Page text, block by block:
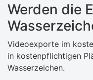
Werden die
Videoexporte im
in kostenpflichtigen
Wasserzeichen.